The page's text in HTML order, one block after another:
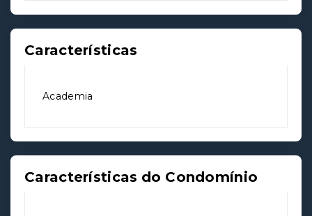
Características
Academia
Características do Condomínio